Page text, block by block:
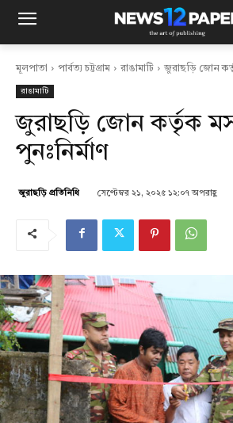
মূলপাতা পার্বত্য চট্টগ্রাম রাঙামাটি জুরাছড়ি জোন
রাঙামাটি
জুরাছড়ি জোন কর্তৃক
পুনঃনির্মাণ
জুরাছড়ি প্রতিনিধি সেপ্টেম্বর ২১, ২০২৫ ১২:০৭ অপরাহ্ণ